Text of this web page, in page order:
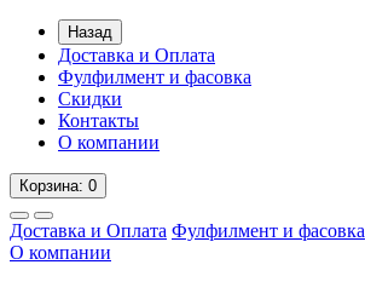
Назад
Доставка и Оплата
Фулфилмент и фасовка
Скидки
Контакты
О компании
Корзина: 0
Доставка и Оплата Фулфилмент и фасовка
О компании